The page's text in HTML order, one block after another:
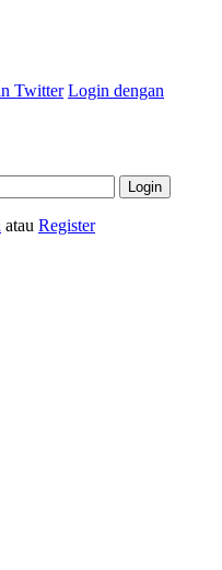
Twitter Login dengan
atau Register